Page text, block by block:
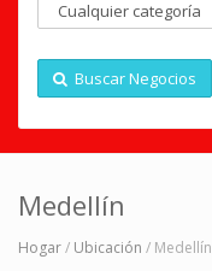
Buscar Negocios
Medellín
Hogar/ Ubicación / Medellín